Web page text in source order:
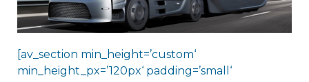
[av_section min_height=’custom‘
min_height_px=’120px‘ padding=’small‘